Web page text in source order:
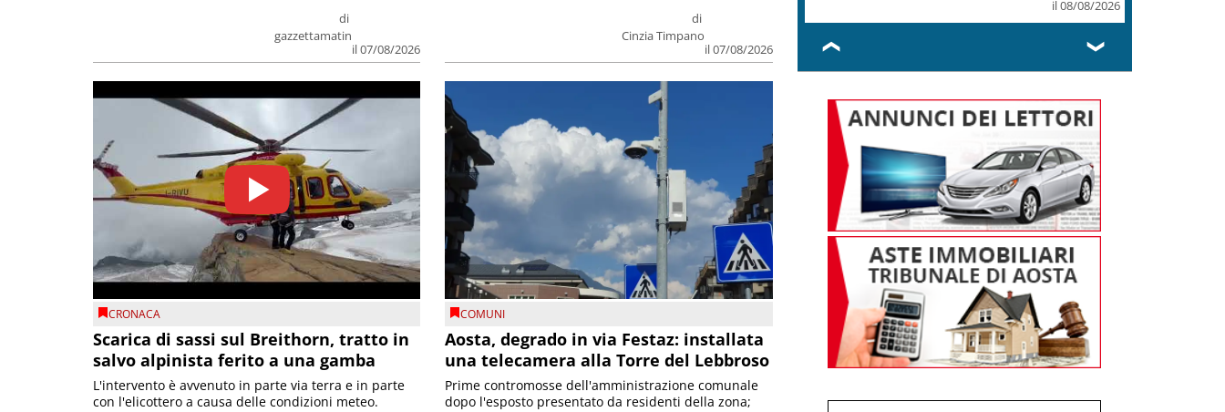
di
gazzettamatin
il 07/08/2026
di
Cinzia Timpano
il 07/08/2026
CRONACA
Scarica di sassi sul Breithorn, tratto in
salvo alpinista ferito a una gamba
L'intervento è avvenuto in parte via terra e in parte
con l'elicottero a causa delle condizioni meteo.
COMUNI
Aosta, degrado in via Festaz: installata
una telecamera alla Torre del Lebbroso
Prime contromosse dell'amministrazione comunale
dopo l'esposto presentato da residenti della zona;
il 07/08/2026